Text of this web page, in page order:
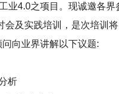
业4.0之项目。现诚邀各界
会及实践培训，是次培训将
向业界讲解以下议题:
析